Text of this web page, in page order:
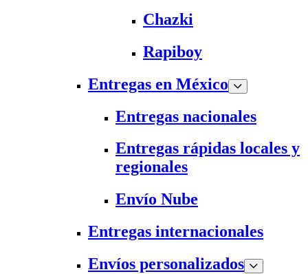
Chazki
Rapiboy
Entregas en México
Entregas nacionales
Entregas rápidas locales y
regionales
Envío Nube
Entregas internacionales
Envíos personalizados